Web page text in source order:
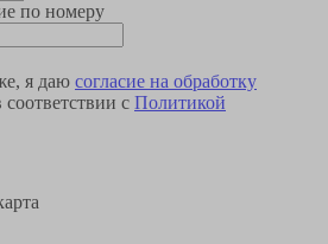
по номеру
я даю согласие на обработку
соответствии с Политикой